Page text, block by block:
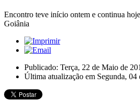
Encontro teve início ontem e continua
Goiânia
Publicado: Terça, 22 de Maio de
Última atualização em Segunda,